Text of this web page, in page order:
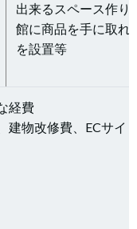
出来るスペース作り
館に商品を手に取れ
を設置等
経費
建物改修費、ECサイ